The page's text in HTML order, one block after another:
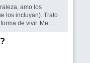
amo los
los incluyan). Trato
de vivir. Me